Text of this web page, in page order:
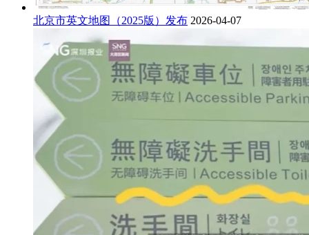
北京市英文地图（2025版）发布 2026-04-07